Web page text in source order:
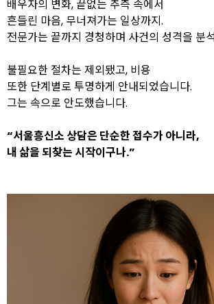
배우자의 변화, 끝없는 추측 속에서
흔들린 마음, 무너져가는 일상까지.
전문가는 끝까지 경청하며 사건의 성격을 분
불필요한 절차는 제외됐고, 비용
또한 단계별로 투명하게 안내되었습니다.
그는 속으로 안도했습니다.
“서울흥신소 상담은 단순한 접수가 아니라,
내 삶을 되찾는 시작이구나.”